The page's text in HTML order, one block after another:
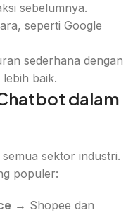
sebelumnya.
seperti Google
sederhana dengan
baik.
dalam
sektor industri.
populer:
→ Shopee dan